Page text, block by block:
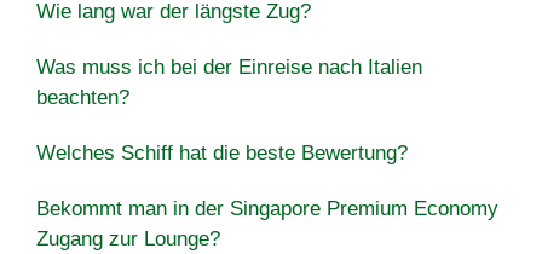
Wie lang war der längste Zug?
Was muss ich bei der Einreise nach Italien
beachten?
Welches Schiff hat die beste Bewertung?
Bekommt man in der Singapore Premium Economy
Zugang zur Lounge?